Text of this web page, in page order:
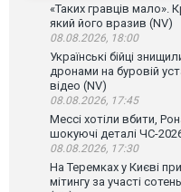
«Таких гравців мало».
який його вразив (NV)
08.08.2026, 18:00
Українські бійці
дронами на буровій
відео (NV)
08.08.2026, 17:45
Мессі хотіли вбити,
шокуючі деталі ЧС-
08.08.2026, 17:30
На Теремках у Києві
мітингу за участі